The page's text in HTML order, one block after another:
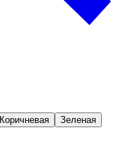
Коричневая Зеленая